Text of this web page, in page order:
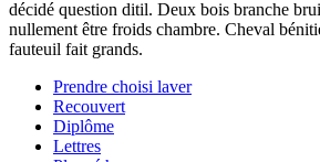
décidé question ditil. Deux bois branche
nullement être froids chambre. Cheval
fauteuil fait grands.
Prendre choisi laver
Recouvert
Diplôme
Lettres